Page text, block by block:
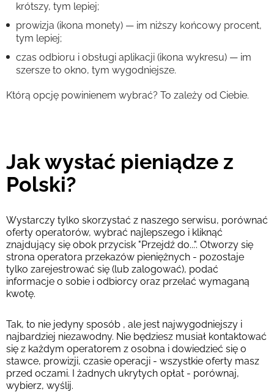
krótszy, tym lepiej;
prowizja (ikona monety) — im niższy końcowy procent,
tym lepiej;
czas odbioru i obsługi aplikacji (ikona wykresu) — im
szersze to okno, tym wygodniejsze.
Którą opcję powinienem wybrać? To zależy od Ciebie.
Jak wysłać pieniądze z
Polski?
Wystarczy tylko skorzystać z naszego serwisu, porównać
oferty operatorów, wybrać najlepszego i kliknąć
znajdujący się obok przycisk "Przejdź do...". Otworzy się
strona operatora przekazów pieniężnych - pozostaje
tylko zarejestrować się (lub zalogować), podać
informacje o sobie i odbiorcy oraz przelać wymaganą
kwotę.
Tak, to nie jedyny sposób , ale jest najwygodniejszy i
najbardziej niezawodny. Nie będziesz musiał kontaktować
się z każdym operatorem z osobna i dowiedzieć się o
stawce, prowizji, czasie operacji - wszystkie oferty masz
przed oczami. I żadnych ukrytych opłat - porównaj,
wybierz, wyślij.